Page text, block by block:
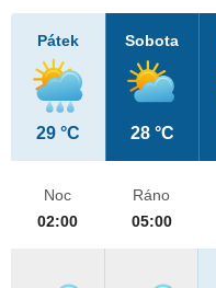
Pátek
29 °C
Sobota
28 °C
Noc
02:00
Ráno
05:00